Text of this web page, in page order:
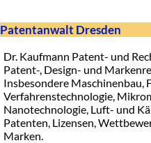
Patentanwalt Dresden
Dr. Kaufmann Patent- und
Patent-, Design- und
Insbesondere Maschinenbau,
Verfahrenstechnologie,
Nanotechnologie, Luft- und
Patenten, Lizensen,
Marken.